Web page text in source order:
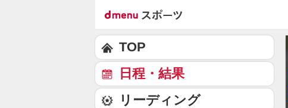
TOP
日程・結果
リーディング